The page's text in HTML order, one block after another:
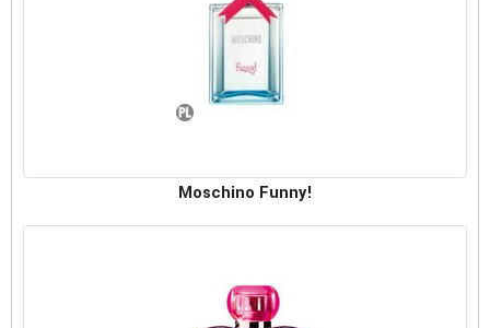
Moschino Funny!